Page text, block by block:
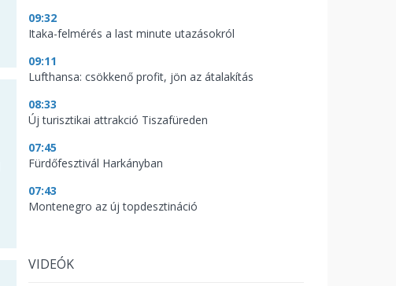
09:32
Itaka-felmérés a last minute utazásokról
09:11
Lufthansa: csökkenő profit, jön az átalakítás
08:33
Új turisztikai attrakció Tiszafüreden
07:45
Fürdőfesztivál Harkányban
07:43
Montenegro az új topdesztináció
VIDEÓK